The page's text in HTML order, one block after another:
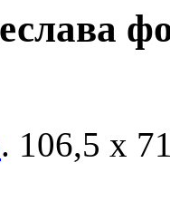
. 106,5 х